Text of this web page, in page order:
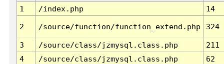
1
/index.php 14
2 /source/function/function_extend.php 324
3 /source/class/jzmysql.class.php
211
4
/source/class/jzmysql.class.php
62